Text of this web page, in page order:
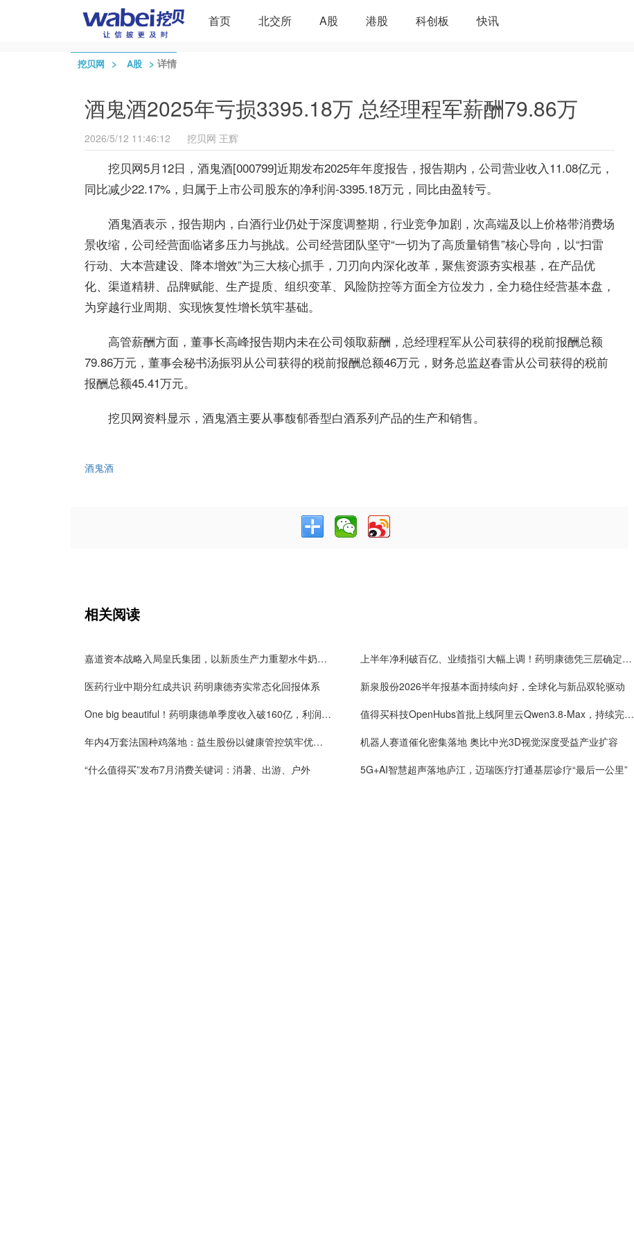
首页 北交所 A股 港股 科创板 快讯
挖贝网 > A股 > 详情
酒鬼酒2025年亏损3395.18万 总经理程军薪酬79.86万
2026/5/12 11:46:12 挖贝网 王辉
挖贝网5月12日，酒鬼酒[000799]近期发布2025年年度报告，报告期内，公司营业收入11.08亿元，
同比减少22.17%，归属于上市公司股东的净利润-3395.18万元，同比由盈转亏。
酒鬼酒表示，报告期内，白酒行业仍处于深度调整期，行业竞争加剧，次高端及以上价格带消费场
景收缩，公司经营面临诸多压力与挑战。公司经营团队坚守“一切为了高质量销售”核心导向，以“扫雷
行动、大本营建设、降本增效”为三大核心抓手，刀刃向内深化改革，聚焦资源夯实根基，在产品优
化、渠道精耕、品牌赋能、生产提质、组织变革、风险防控等方面全方位发力，全力稳住经营基本盘，
为穿越行业周期、实现恢复性增长筑牢基础。
高管薪酬方面，董事长高峰报告期内未在公司领取薪酬，总经理程军从公司获得的税前报酬总额
79.86万元，董事会秘书汤振羽从公司获得的税前报酬总额46万元，财务总监赵春雷从公司获得的税前
报酬总额45.41万元。
挖贝网资料显示，酒鬼酒主要从事馥郁香型白酒系列产品的生产和销售。
酒鬼酒
相关阅读
嘉道资本战略入局皇氏集团，以新质生产力重塑水牛奶产业价值
上半年净利破百亿、业绩指引大幅上调！药明康德凭三层确定性接住K型分化红利
医药行业中期分红成共识 药明康德夯实常态化回报体系
新泉股份2026半年报基本面持续向好，全球化与新品双轮驱动
One big beautiful！药明康德单季度收入破160亿，利润率首超40%
值得买科技OpenHubs首批上线阿里云Qwen3.8-Max，持续完善企业多模型服务
年内4万套法国种鸡落地：益生股份以健康管控筑牢优质种源竞争壁垒
机器人赛道催化密集落地 奥比中光3D视觉深度受益产业扩容
“什么值得买”发布7月消费关键词：消暑、出游、户外
5G+AI智慧超声落地庐江，迈瑞医疗打通基层诊疗“最后一公里”